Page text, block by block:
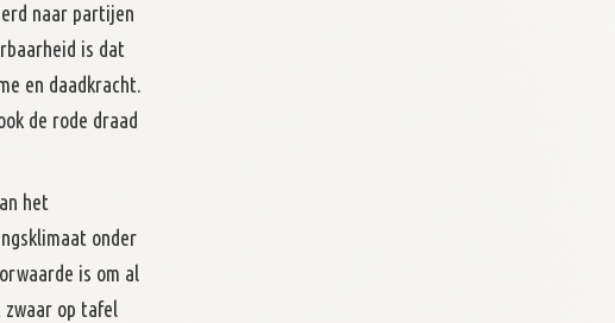
naar partijen
is dat
en daadkracht.
de rode draad
het
onder
is om al
zwaar op tafel